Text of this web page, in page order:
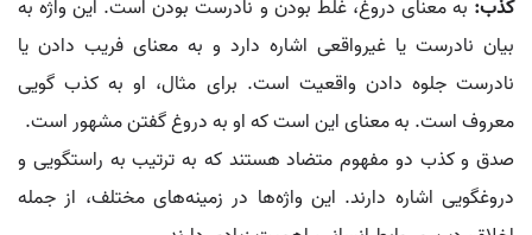
کذب: به معنای دروغ، غلط بودن و نادرست بودن است. این واژه به
بیان نادرست یا غیرواقعی اشاره دارد و به معنای فریب دادن یا
نادرست جلوه دادن واقعیت است. برای مثال، او به کذب گویی
معروف است. به معنای این است که او به دروغ گفتن مشهور است.
صدق و کذب دو مفهوم متضاد هستند که به ترتیب به راستگویی و
دروغگویی اشاره دارند. این واژه‌ها در زمینه‌های مختلف، از جمله